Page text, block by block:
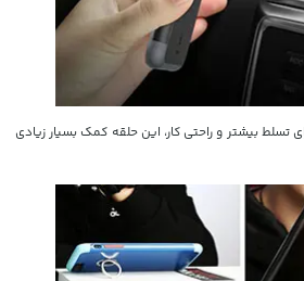
تسلط بیشتر و راحتی کار، این حلقه کمک بسیار زیادی